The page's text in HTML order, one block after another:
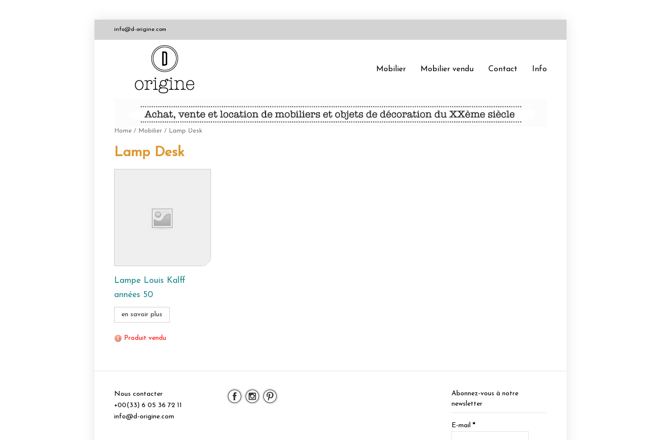
info@d-origine.com
Mobilier Mobilier vendu Contact Info
Home / Mobilier / Lamp Desk
Lamp Desk
Lampe Louis Kalff
années 50
en savoir plus
Produit vendu
Nous contacter
+00(33) 6 05 36 72 11
info@d-origine.com
Abonnez-vous à notre
newsletter
E-mail*